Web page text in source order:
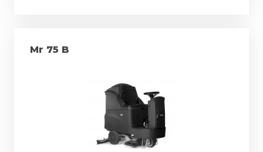
Mr 75 B